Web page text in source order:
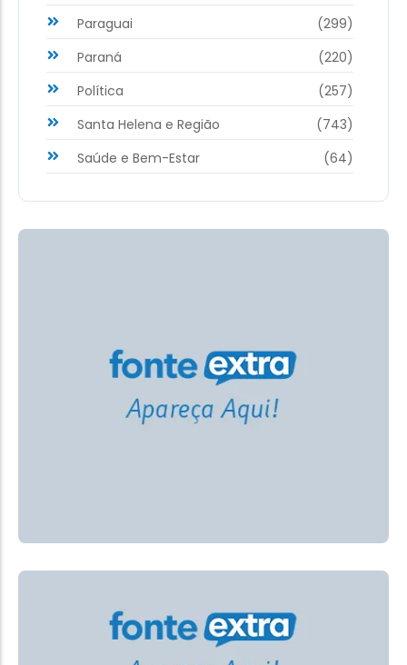
Paraguai
(299)
Paraná
(220)
Política
(257)
Santa Helena e Região
(743)
Saúde e Bem-Estar
(64)